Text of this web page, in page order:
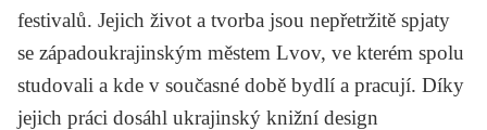
festivalů. Jejich život a tvorba jsou nepřetržitě spjaty
se západoukrajinským městem Lvov, ve kterém spolu
studovali a kde v současné době bydlí a pracují. Díky
jejich práci dosáhl ukrajinský knižní design